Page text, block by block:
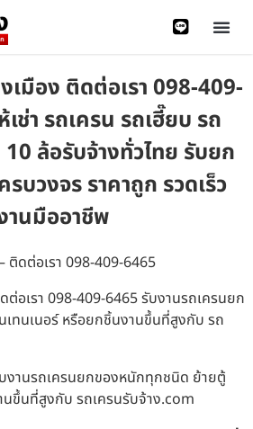
เมือง ติดต่อเรา 098-409-
ช่า รถเครน รถเฮี๊ยบ รถ
10 ล้อรับจ้างทั่วไทย รับยก
บวงจร ราคาถูก รวดเร็ว
านมืออาชีพ
ดต่อเรา 098-409-6465
ต่อเรา 098-409-6465 รับงานรถเครนยก
ทนเนอร์ หรือยกชิ้นงานขึ้นที่สูงกับ รถ
งานรถเครนยกของหนักทุกชนิด ย้ายตู้
ขึ้นที่สูงกับ รถเครนรับจ้าง.com